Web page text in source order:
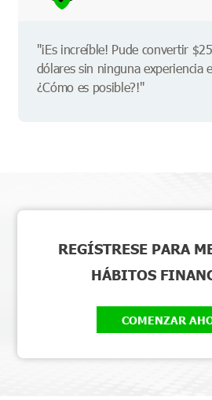
"¡Es increíble! Pude convertir
dólares sin ninguna experiencia
¿Cómo es posible?!"
REGÍSTRESE PARA
HÁBITOS
COMENZAR